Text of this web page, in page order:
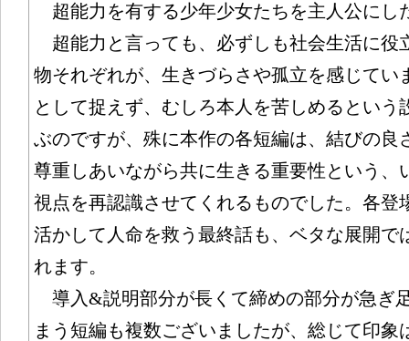
超能力を有する少年少女たちを主人公にし
超能力と言っても、必ずしも社会生活に役
物それぞれが、生きづらさや孤立を感じてい
として捉えず、むしろ本人を苦しめるという
ぶのですが、殊に本作の各短編は、結びの良
尊重しあいながら共に生きる重要性という、
視点を再認識させてくれるものでした。各登
活かして人命を救う最終話も、ベタな展開で
れます。
導入&説明部分が長くて締めの部分が急ぎ
まう短編も複数ございましたが、総じて印象